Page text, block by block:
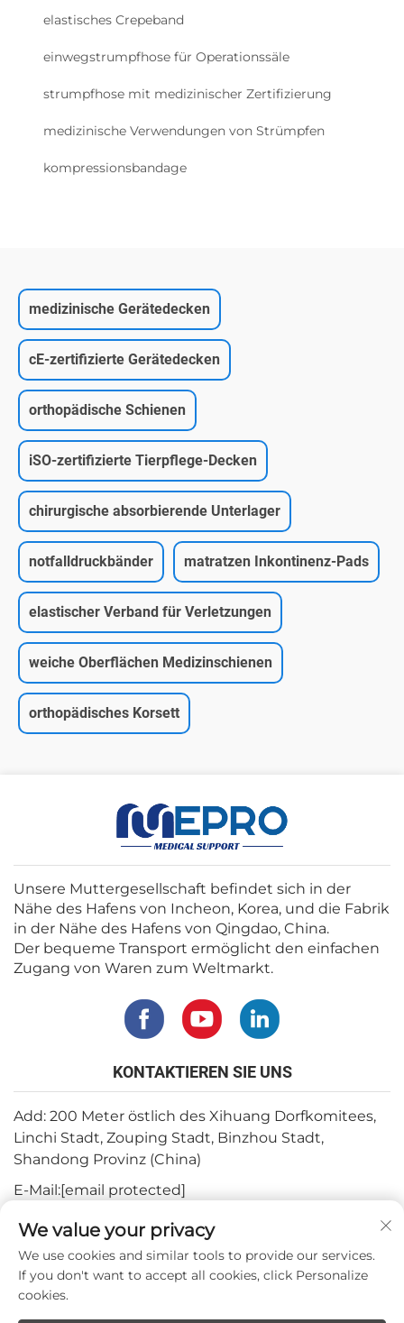
elastisches Crepeband
einwegstrumpfhose für Operationssäle
strumpfhose mit medizinischer Zertifizierung
medizinische Verwendungen von Strümpfen
kompressionsbandage
medizinische Gerätedecken
cE-zertifizierte Gerätedecken
orthopädische Schienen
iSO-zertifizierte Tierpflege-Decken
chirurgische absorbierende Unterlager
notfalldruckbänder matratzen Inkontinenz-Pads
elastischer Verband für Verletzungen
weiche Oberflächen Medizinschienen
orthopädisches Korsett
Unsere Muttergesellschaft befindet sich in der
Nähe des Hafens von Incheon, Korea, und die Fabrik
in der Nähe des Hafens von Qingdao, China.
Der bequeme Transport ermöglicht den einfachen
Zugang von Waren zum Weltmarkt.
KONTAKTIEREN SIE UNS
Add: 200 Meter östlich des Xihuang Dorfkomitees,
Linchi Stadt, Zouping Stadt, Binzhou Stadt,
Shandong Provinz (China)
E-Mail:[email protected]
Tel.: +82-3180427370
Telefon:+86-15564344404
WhatsApp: +82-1022396668
We value your privacy
We use cookies and similar tools to provide our services.
If you don't want to accept all cookies, click Personalize
cookies.